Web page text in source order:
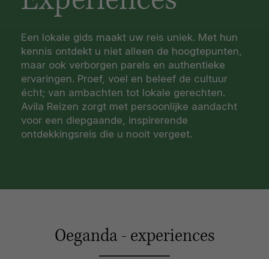
Een lokale gids maakt uw reis uniek. Met hun
kennis ontdekt u niet alleen de hoogtepunten,
maar ook verborgen parels en authentieke
ervaringen. Proef, voel en beleef de cultuur
écht; van ambachten tot lokale gerechten.
Avila Reizen zorgt met persoonlijke aandacht
voor een diepgaande, inspirerende
ontdekkingsreis die u nooit vergeet.
Oeganda - experiences